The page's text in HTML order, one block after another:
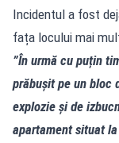
Incidentul a fost
fața locului mai
”În urmă cu puțin
prăbușit pe un bloc
explozie și de
apartament situat